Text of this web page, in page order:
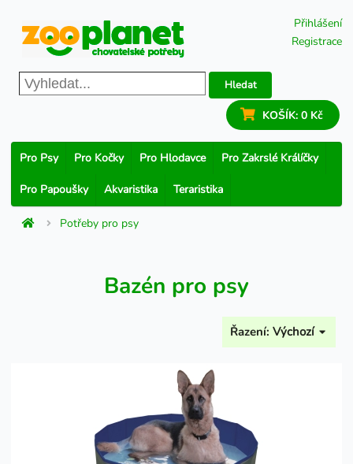
Přihlášení
Registrace
Hledat
KOŠÍK: 0 Kč
Pro Psy Pro Kočky Pro Hlodavce Pro Zakrslé Králíčky
Pro Papoušky Akvaristika Teraristika
Potřeby pro psy
Bazén pro psy
Řazení: Výchozí